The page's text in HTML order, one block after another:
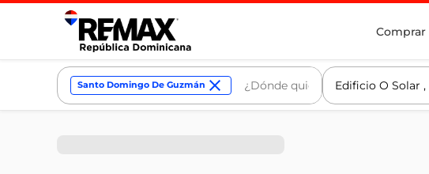
Comprar
Santo Domingo De Guzmán Edificio O Solar